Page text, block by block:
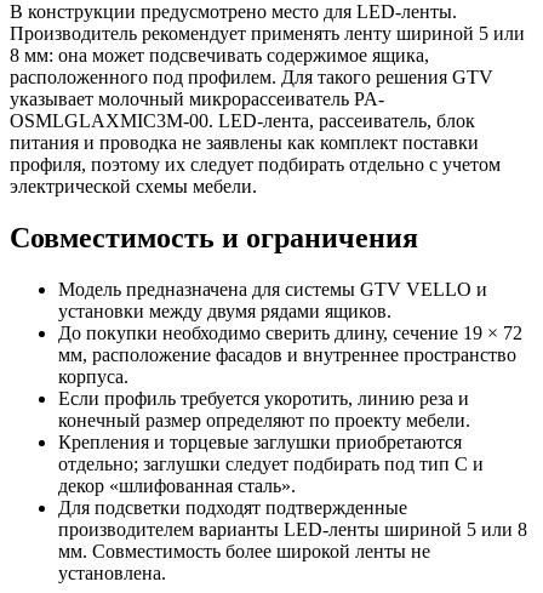
В конструкции предусмотрено место для LED-ленты.
Производитель рекомендует применять ленту шириной 5 или
8 мм: она может подсвечивать содержимое ящика,
расположенного под профилем. Для такого решения GTV
указывает молочный микрорассеиватель PA-
OSMLGLAXMIC3M-00. LED-лента, рассеиватель, блок
питания и проводка не заявлены как комплект поставки
профиля, поэтому их следует подбирать отдельно с учетом
электрической схемы мебели.
Совместимость и ограничения
Модель предназначена для системы GTV VELLO и
установки между двумя рядами ящиков.
До покупки необходимо сверить длину, сечение 19 × 72
мм, расположение фасадов и внутреннее пространство
корпуса.
Если профиль требуется укоротить, линию реза и
конечный размер определяют по проекту мебели.
Крепления и торцевые заглушки приобретаются
отдельно; заглушки следует подбирать под тип C и
декор «шлифованная сталь».
Для подсветки подходят подтвержденные
производителем варианты LED-ленты шириной 5 или 8
мм. Совместимость более широкой ленты не
установлена.